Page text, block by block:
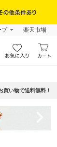
プ 楽天市場
い物で送料無料！